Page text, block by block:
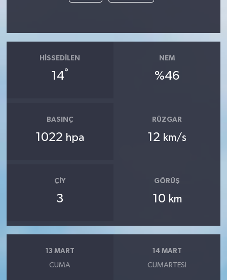
HISSEDILEN
14°
NEM
%46
BASINÇ
1022 hpa
RÜZGAR
12 km/s
ÇIY
3
GÖRÜŞ
10 km
13 MART
CUMA
14 MART
CUMARTESI